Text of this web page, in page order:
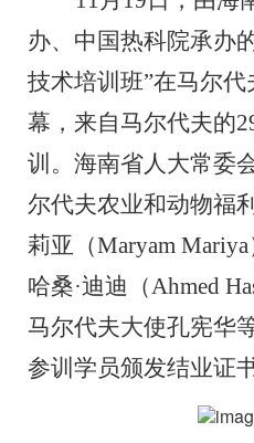
办、中国热科院承办
技术培训班”在马尔代
幕， 来自马尔代夫的
训 。海南省人大常委
尔代夫农业和动物福
莉亚（Maryam Mariya
哈桑·迪迪（Ahmed
马尔代夫大使孔宪华
参训学员颁发结业证书